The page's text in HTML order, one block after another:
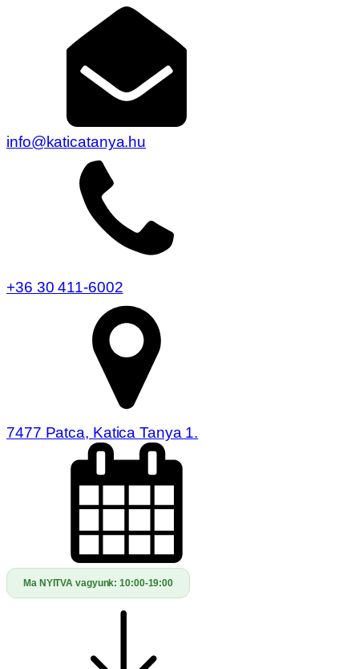
info@katicatanya.hu
+36 30 411-6002
7477 Patca, Katica Tanya 1.
Ma NYITVA vagyunk:10:00-19:00